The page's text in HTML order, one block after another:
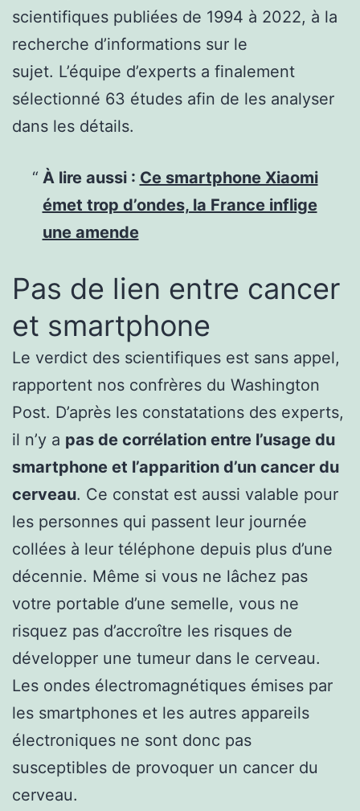
scientifiques publiées de 1994 à 2022, à la
recherche d’informations sur le
sujet. L’équipe d’experts a finalement
sélectionné 63 études afin de les analyser
dans les détails.
À lire aussi : Ce smartphone Xiaomi
émet trop d’ondes, la France inflige
une amende
Pas de lien entre cancer
et smartphone
Le verdict des scientifiques est sans appel,
rapportent nos confrères du Washington
Post. D’après les constatations des experts,
il n’y a pas de corrélation entre l’usage du
smartphone et l’apparition d’un cancer du
cerveau. Ce constat est aussi valable pour
les personnes qui passent leur journée
collées à leur téléphone depuis plus d’une
décennie. Même si vous ne lâchez pas
votre portable d’une semelle, vous ne
risquez pas d’accroître les risques de
développer une tumeur dans le cerveau.
Les ondes électromagnétiques émises par
les smartphones et les autres appareils
électroniques ne sont donc pas
susceptibles de provoquer un cancer du
cerveau.